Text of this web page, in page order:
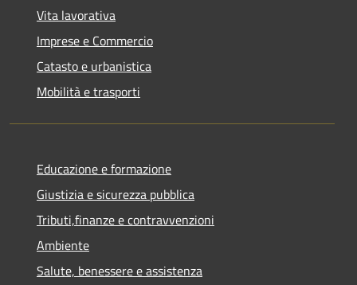
Vita lavorativa
Imprese e Commercio
Catasto e urbanistica
Mobilità e trasporti
Educazione e formazione
Giustizia e sicurezza pubblica
Tributi,finanze e contravvenzioni
Ambiente
Salute, benessere e assistenza